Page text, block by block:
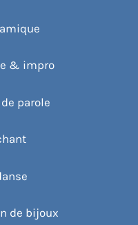
& impro
parole
de bijoux